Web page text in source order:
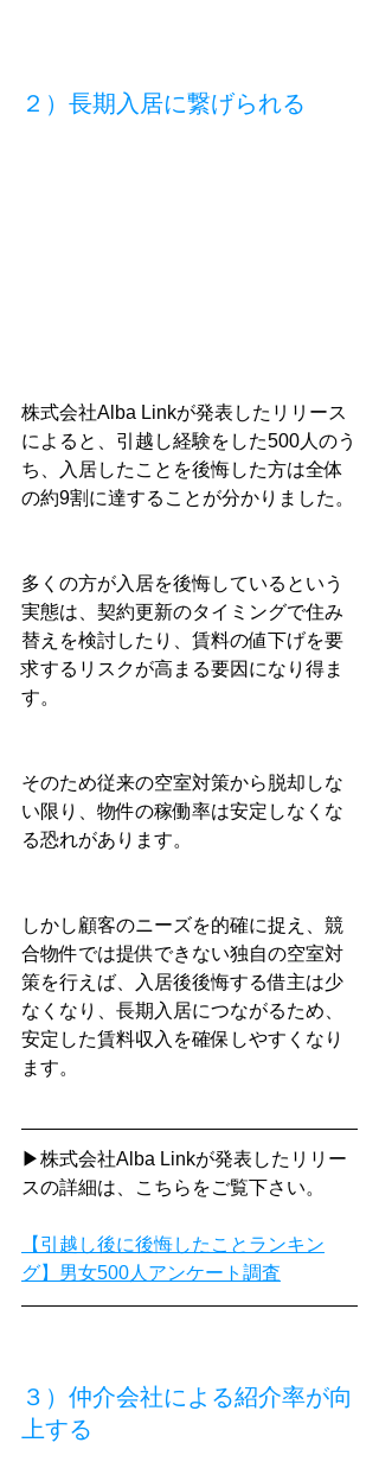
２）長期入居に繋げられる
株式会社Alba Linkが発表したリリース
によると、引越し経験をした500人のう
ち、入居したことを後悔した方は全体
の約9割に達することが分かりました。
多くの方が入居を後悔しているという
実態は、契約更新のタイミングで住み
替えを検討したり、賃料の値下げを要
求するリスクが高まる要因になり得ま
す。
そのため従来の空室対策から脱却しな
い限り、物件の稼働率は安定しなくな
る恐れがあります。
しかし顧客のニーズを的確に捉え、競
合物件では提供できない独自の空室対
策を行えば、入居後後悔する借主は少
なくなり、長期入居につながるため、
安定した賃料収入を確保しやすくなり
ます。
▶株式会社Alba Linkが発表したリリー
スの詳細は、こちらをご覧下さい。
【引越し後に後悔したことランキン
グ】男女500人アンケート調査
３）仲介会社による紹介率が向
上する